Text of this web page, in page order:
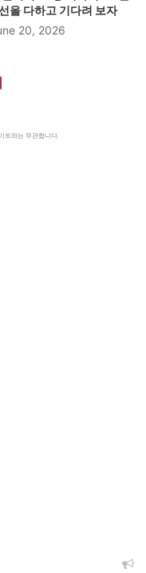
을 다하고 기다려 보자
20, 2026
트와는 무관합니다.